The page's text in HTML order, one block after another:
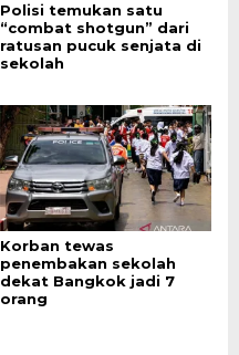
Polisi temukan satu
“combat shotgun” dari
ratusan pucuk senjata di
sekolah
Korban tewas
penembakan sekolah
dekat Bangkok jadi 7
orang